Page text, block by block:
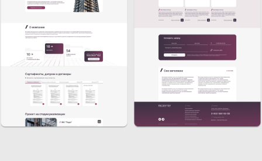
стильный и практичный сайт,
способствующий эффективному
представлению деятельности компании,
подчеркивающий её профессиональные
компетенции и стимулирующий
привлечение новой клиентской базы.